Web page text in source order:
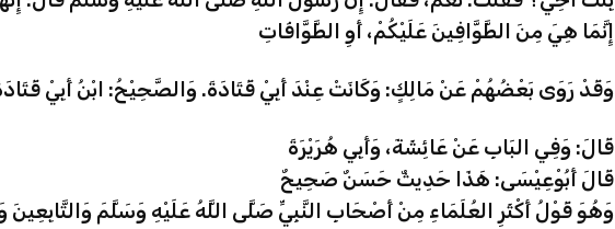
إِنَّمَا هِيَ مِنَ الطَّوَّافِينَ عَلَيْكُمْ، أَوِ الطَّوَّافَاتِ
وَقَدْ رَوَى بَعْضُهُمْ عَنْ مَالِكٍ: وَكَانَتْ عِنْدَ أَبِيْ قَتَادَةَ. وَالصَّحِيْحُ: ابْنُ أَبِيْ
قَالَ: وَفِي البَابِ عَنْ عَائِشَةَ، وَأَبِي هُرَيْرَةَ
قَالَ أَبُوْعِيْسَى: هَذَا حَدِيثٌ حَسَنٌ صَحِيحٌ
وَهُوَ قَوْلُ أَكْثَرِ العُلَمَاءِ مِنْ أَصْحَابِ النَّبِيِّ صَلَّى اللَّهُ عَلَيْهِ وَسَلَّمَ